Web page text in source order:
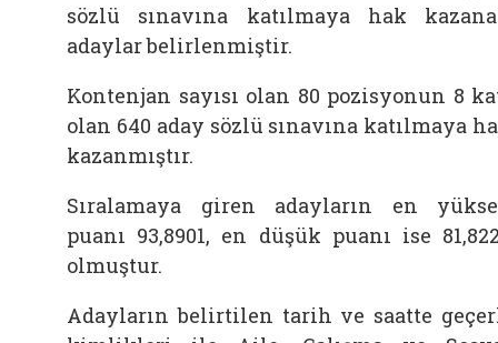
sözlü sınavına katılmaya hak
adaylar belirlenmiştir.
Kontenjan sayısı olan 80 pozisyonun 8
olan 640 aday sözlü sınavına katılmaya
kazanmıştır.
Sıralamaya giren adayların en
puanı 93,8901, en düşük puanı ise
olmuştur.
Adayların belirtilen tarih ve saatte